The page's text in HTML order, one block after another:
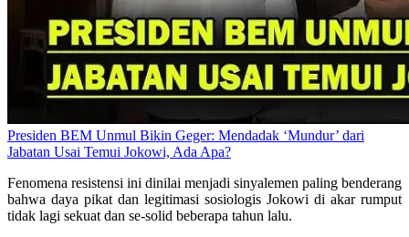
Presiden BEM Unmul Bikin Geger: Mendadak ‘Mundur’ dari
Jabatan Usai Temui Jokowi, Ada Apa?
Fenomena resistensi ini dinilai menjadi sinyalemen paling benderang
bahwa daya pikat dan legitimasi sosiologis Jokowi di akar rumput
tidak lagi sekuat dan se-solid beberapa tahun lalu.